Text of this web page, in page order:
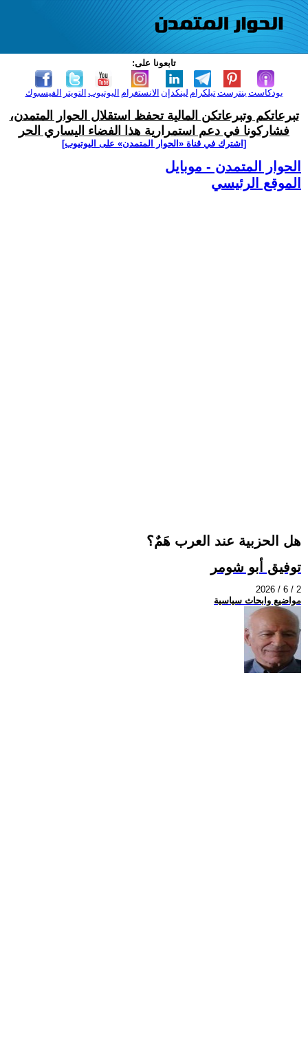
تابعونا على:
الفيسبوك التويتر اليوتيوب الانستغرام لينكدإن تيلكرامبنترست بودكاست
تبرعاتكم وتبرعاتكن المالية تحفظ استقلال الحوار المتمدن،
فشاركونا في دعم استمرارية هذا الفضاء اليساري الحر
[اشترك في قناة ‫«الحوار المتمدن» على اليوتيوب]
الحوار المتمدن - موبايل
الموقع الرئيسي
هل الحزبية عند العرب هَمٌ؟
توفيق أبو شومر
2026 / 6 / 2
مواضيع وابحاث سياسية